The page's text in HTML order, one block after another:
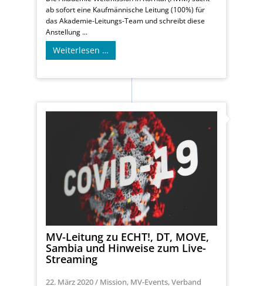
ab sofort eine Kaufmännische Leitung (100%) für
das Akademie-Leitungs-Team und schreibt diese
Anstellung ...
Weiterlesen …
MV-Leitung zu ECHT!, DT, MOVE,
Sambia und Hinweise zum Live-
Streaming
22. März 2020/ Mission, MV-Events,Verband